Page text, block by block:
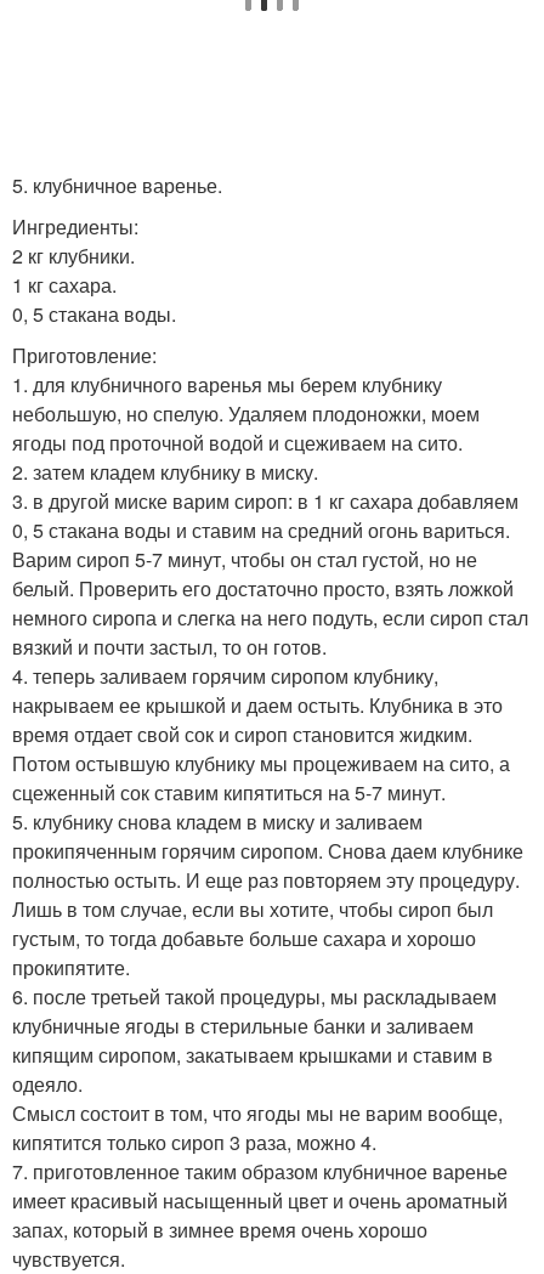
5. клубничное варенье.
Ингредиенты:
2 кг клубники.
1 кг сахара.
0, 5 стакана воды.
Приготовление:
1. для клубничного варенья мы берем клубнику
небольшую, но спелую. Удаляем плодоножки, моем
ягоды под проточной водой и сцеживаем на сито.
2. затем кладем клубнику в миску.
3. в другой миске варим сироп: в 1 кг сахара добавляем
0, 5 стакана воды и ставим на средний огонь вариться.
Варим сироп 5-7 минут, чтобы он стал густой, но не
белый. Проверить его достаточно просто, взять ложкой
немного сиропа и слегка на него подуть, если сироп стал
вязкий и почти застыл, то он готов.
4. теперь заливаем горячим сиропом клубнику,
накрываем ее крышкой и даем остыть. Клубника в это
время отдает свой сок и сироп становится жидким.
Потом остывшую клубнику мы процеживаем на сито, а
сцеженный сок ставим кипятиться на 5-7 минут.
5. клубнику снова кладем в миску и заливаем
прокипяченным горячим сиропом. Снова даем клубнике
полностью остыть. И еще раз повторяем эту процедуру.
Лишь в том случае, если вы хотите, чтобы сироп был
густым, то тогда добавьте больше сахара и хорошо
прокипятите.
6. после третьей такой процедуры, мы раскладываем
клубничные ягоды в стерильные банки и заливаем
кипящим сиропом, закатываем крышками и ставим в
одеяло.
Смысл состоит в том, что ягоды мы не варим вообще,
кипятится только сироп 3 раза, можно 4.
7. приготовленное таким образом клубничное варенье
имеет красивый насыщенный цвет и очень ароматный
запах, который в зимнее время очень хорошо
чувствуется.